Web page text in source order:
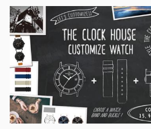
キーワード
除外ワード
キーワード
除外ワード